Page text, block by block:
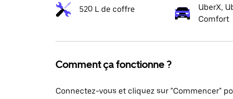
520 L de coffre
UberX,
Comfort
Comment ça fonctionne ?
Connectez-vous et cliquez sur "Commencer"